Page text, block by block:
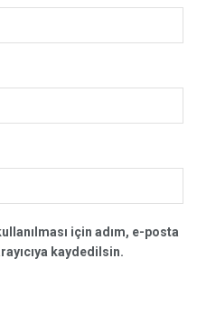
için adım, e-posta
kaydedilsin.